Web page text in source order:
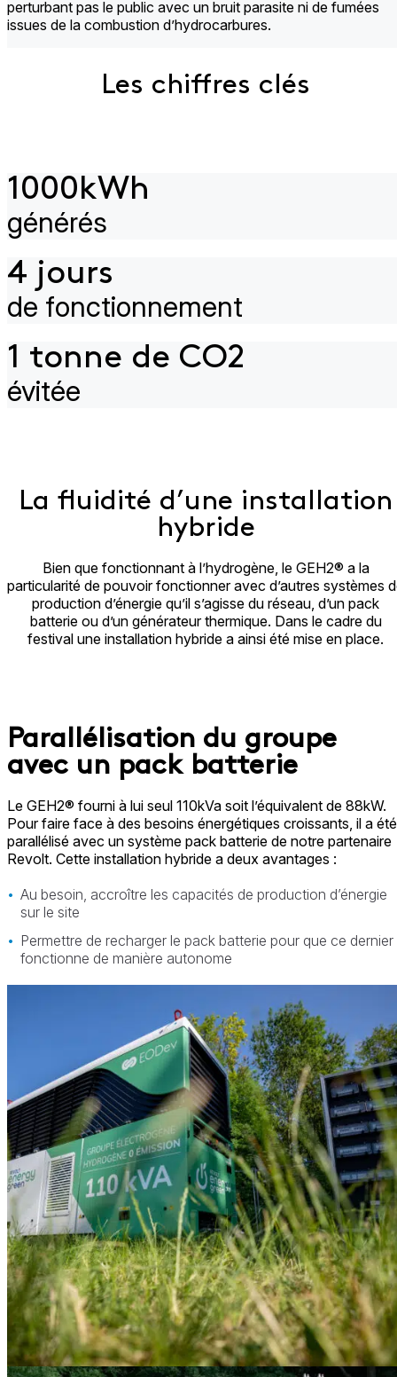
perturbant pas le public avec un bruit parasite ni de fumées
issues de la combustion d’hydrocarbures.
Les chiffres clés
1000kWh
générés
4 jours
de fonctionnement​
1 tonne de CO2
évitée
La fluidité d’une installation
hybride
Bien que fonctionnant à l’hydrogène, le GEH2® a la
particularité de pouvoir fonctionner avec d’autres systèmes
production d’énergie qu’il s’agisse du réseau, d’un pack
batterie ou d’un générateur thermique. Dans le cadre du
festival une installation hybride a ainsi été mise en place​.
Parallélisation du groupe
avec un pack batterie​
Le GEH2® fourni à lui seul 110kVa soit l’équivalent de 88kW.
Pour faire face à des besoins énergétiques croissants, il a été
parallélisé avec un système pack batterie de notre partenaire
Revolt. Cette installation hybride a deux avantages : ​
Au besoin, accroître les capacités de production d’énergie
sur le site​
Permettre de recharger le pack batterie pour que ce dernier
fonctionne de manière autonome ​